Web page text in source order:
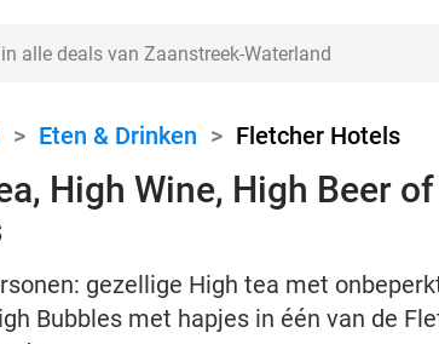
> Eten & Drinken > Fletcher Hotels
High Wine, High Beer
gezellige High tea met
Bubbles met hapjes in één van de